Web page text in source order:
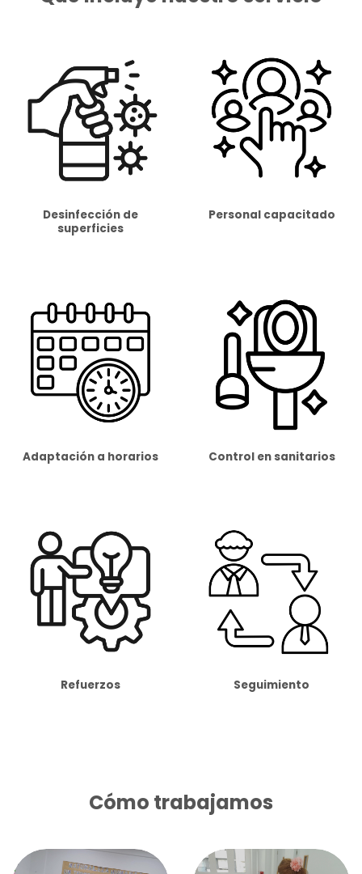
Desinfección de
superficies
Personal capacitado
Adaptación a horarios Control en sanitarios
Refuerzos Seguimiento
Cómo trabajamos